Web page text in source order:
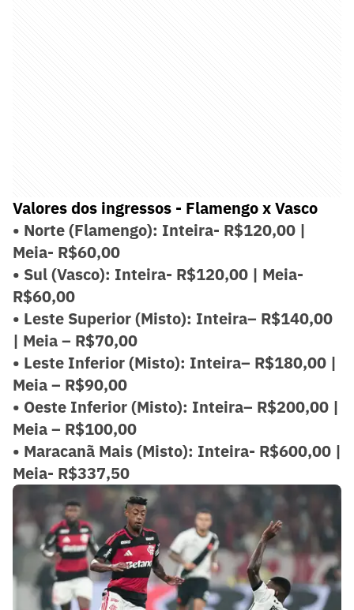
Valores dos ingressos - Flamengo x Vasco
• Norte (Flamengo): Inteira- R$120,00 |
Meia- R$60,00
• Sul (Vasco): Inteira- R$120,00 | Meia-
R$60,00
• Leste Superior (Misto): Inteira– R$140,00
| Meia – R$70,00
• Leste Inferior (Misto): Inteira– R$180,00 |
Meia – R$90,00
• Oeste Inferior (Misto): Inteira– R$200,00 |
Meia – R$100,00
• Maracanã Mais (Misto): Inteira- R$600,00 |
Meia- R$337,50